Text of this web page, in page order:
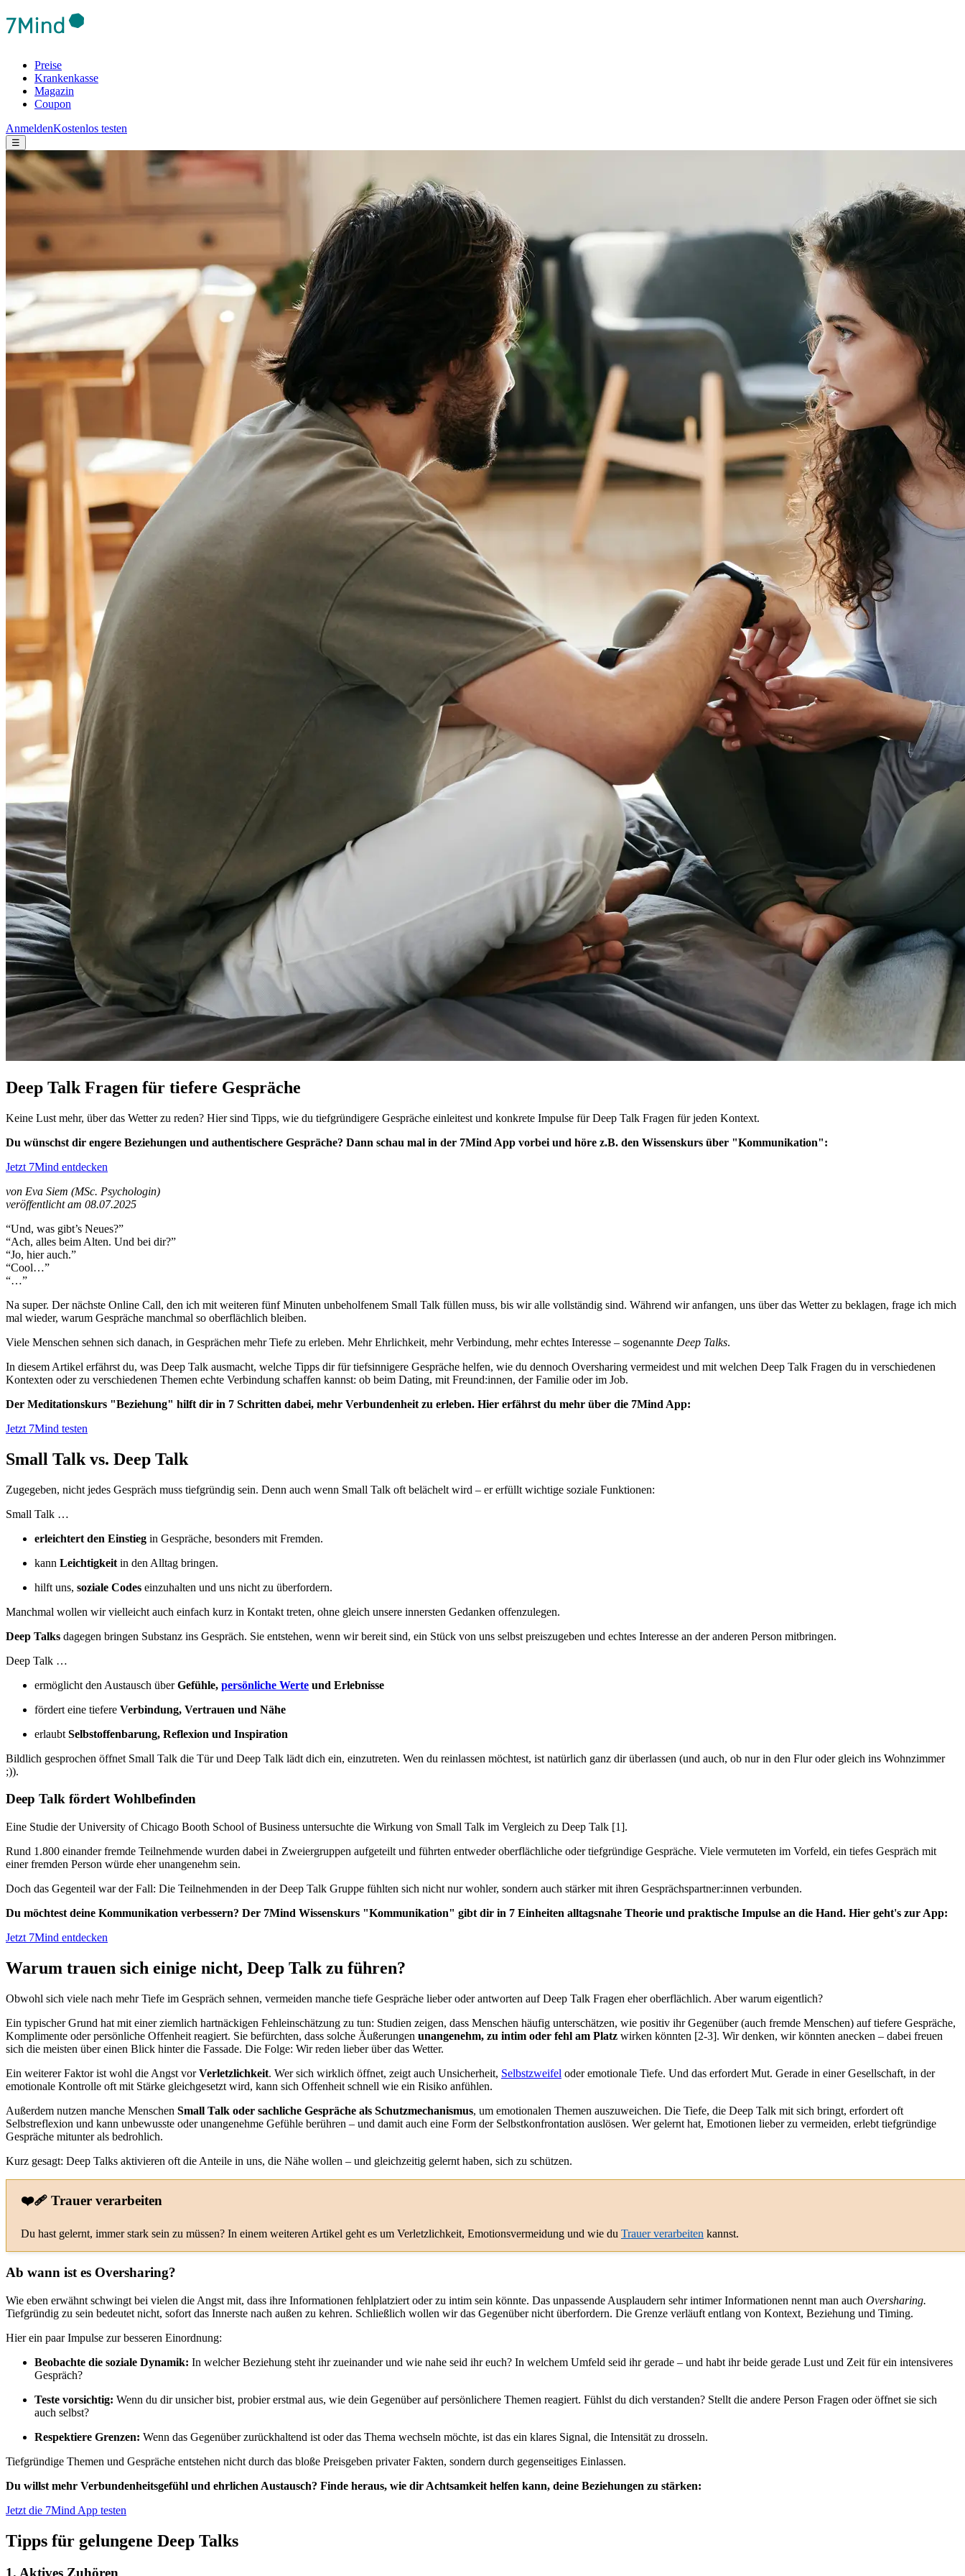
Preise
Krankenkasse
Magazin
Coupon
AnmeldenKostenlos testen
☰
Deep Talk Fragen für tiefere Gespräche
Keine Lust mehr, über das Wetter zu reden? Hier sind Tipps, wie du tiefgründigere Gespräche einleitest und konkrete Impulse für Deep Talk Fragen für jeden Kontext.
Du wünschst dir engere Beziehungen und authentischere Gespräche? Dann schau mal in der 7Mind App vorbei und höre z.B. den Wissenskurs über "Kommunikation":
Jetzt 7Mind entdecken
von Eva Siem (MSc. Psychologin)
veröffentlicht am 08.07.2025
“Und, was gibt’s Neues?”
“Ach, alles beim Alten. Und bei dir?”
“Jo, hier auch.”
“Cool…”
“…”
Na super. Der nächste Online Call, den ich mit weiteren fünf Minuten unbeholfenem Small Talk füllen muss, bis wir alle vollständig sind. Während wir anfangen, uns über das Wetter zu beklagen, frage ich mich
mal wieder, warum Gespräche manchmal so oberflächlich bleiben.
Viele Menschen sehnen sich danach, in Gesprächen mehr Tiefe zu erleben. Mehr Ehrlichkeit, mehr Verbindung, mehr echtes Interesse – sogenannte Deep Talks.
In diesem Artikel erfährst du, was Deep Talk ausmacht, welche Tipps dir für tiefsinnigere Gespräche helfen, wie du dennoch Oversharing vermeidest und mit welchen Deep Talk Fragen du in verschiedenen
Kontexten oder zu verschiedenen Themen echte Verbindung schaffen kannst: ob beim Dating, mit Freund:innen, der Familie oder im Job.
Der Meditationskurs "Beziehung" hilft dir in 7 Schritten dabei, mehr Verbundenheit zu erleben. Hier erfährst du mehr über die 7Mind App:
Jetzt 7Mind testen
Small Talk vs. Deep Talk
Zugegeben, nicht jedes Gespräch muss tiefgründig sein. Denn auch wenn Small Talk oft belächelt wird – er erfüllt wichtige soziale Funktionen:
Small Talk …
erleichtert den Einstieg in Gespräche, besonders mit Fremden.
kann Leichtigkeit in den Alltag bringen.
hilft uns, soziale Codes einzuhalten und uns nicht zu überfordern.
Manchmal wollen wir vielleicht auch einfach kurz in Kontakt treten, ohne gleich unsere innersten Gedanken offenzulegen.
Deep Talks dagegen bringen Substanz ins Gespräch. Sie entstehen, wenn wir bereit sind, ein Stück von uns selbst preiszugeben und echtes Interesse an der anderen Person mitbringen.
Deep Talk …
ermöglicht den Austausch überGefühle, persönliche Werte und Erlebnisse
fördert eine tiefere Verbindung, Vertrauen und Nähe
erlaubt Selbstoffenbarung, Reflexion und Inspiration
Bildlich gesprochen öffnet Small Talk die Tür und Deep Talk lädt dich ein, einzutreten. Wen du reinlassen möchtest, ist natürlich ganz dir überlassen (und auch, ob nur in den Flur oder gleich ins Wohnzimmer
;)).
Deep Talk fördert Wohlbefinden
Eine Studie der University of Chicago Booth School of Business untersuchte die Wirkung von Small Talk im Vergleich zu Deep Talk [1].
Rund 1.800 einander fremde Teilnehmende wurden dabei in Zweiergruppen aufgeteilt und führten entweder oberflächliche oder tiefgründige Gespräche. Viele vermuteten im Vorfeld, ein tiefes Gespräch mit
einer fremden Person würde eher unangenehm sein.
Doch das Gegenteil war der Fall: Die Teilnehmenden in der Deep Talk Gruppe fühlten sich nicht nur wohler, sondern auch stärker mit ihren Gesprächspartner:innen verbunden.
Du möchtest deine Kommunikation verbessern? Der 7Mind Wissenskurs "Kommunikation" gibt dir in 7 Einheiten alltagsnahe Theorie und praktische Impulse an die Hand. Hier geht's zur App:
Jetzt 7Mind entdecken
Warum trauen sich einige nicht, Deep Talk zu führen?
Obwohl sich viele nach mehr Tiefe im Gespräch sehnen, vermeiden manche tiefe Gespräche lieber oder antworten auf Deep Talk Fragen eher oberflächlich. Aber warum eigentlich?
Ein typischer Grund hat mit einer ziemlich hartnäckigen Fehleinschätzung zu tun: Studien zeigen, dass Menschen häufig unterschätzen, wie positiv ihr Gegenüber (auch fremde Menschen) auf tiefere Gespräche,
Komplimente oder persönliche Offenheit reagiert. Sie befürchten, dass solche Äußerungen unangenehm, zu intim oder fehl am Platz wirken könnten [2-3]. Wir denken, wir könnten anecken – dabei freuen
sich die meisten über einen Blick hinter die Fassade. Die Folge: Wir reden lieber über das Wetter.
Ein weiterer Faktor ist wohl die Angst vorVerletzlichkeit. Wer sich wirklich öffnet, zeigt auch Unsicherheit, Selbstzweifel oder emotionale Tiefe. Und das erfordert Mut. Gerade in einer Gesellschaft, in der
emotionale Kontrolle oft mit Stärke gleichgesetzt wird, kann sich Offenheit schnell wie ein Risiko anfühlen.
Außerdem nutzen manche Menschen Small Talk oder sachliche Gespräche als Schutzmechanismus, um emotionalen Themen auszuweichen. Die Tiefe, die Deep Talk mit sich bringt, erfordert oft
Selbstreflexion und kann unbewusste oder unangenehme Gefühle berühren – und damit auch eine Form der Selbstkonfrontation auslösen. Wer gelernt hat, Emotionen lieber zu vermeiden, erlebt tiefgründige
Gespräche mitunter als bedrohlich.
Kurz gesagt: Deep Talks aktivieren oft die Anteile in uns, die Nähe wollen – und gleichzeitig gelernt haben, sich zu schützen.
❤️‍🩹 Trauer verarbeiten
Du hast gelernt, immer stark sein zu müssen? In einem weiteren Artikel geht es um Verletzlichkeit, Emotionsvermeidung und wie du Trauer verarbeiten kannst.
Ab wann ist es Oversharing?
Wie eben erwähnt schwingt bei vielen die Angst mit, dass ihre Informationen fehlplatziert oder zu intim sein könnte. Das unpassende Ausplaudern sehr intimer Informationen nennt man auch Oversharing.
Tiefgründig zu sein bedeutet nicht, sofort das Innerste nach außen zu kehren. Schließlich wollen wir das Gegenüber nicht überfordern. Die Grenze verläuft entlang von Kontext, Beziehung und Timing.
Hier ein paar Impulse zur besseren Einordnung:
Beobachte die soziale Dynamik: In welcher Beziehung steht ihr zueinander und wie nahe seid ihr euch? In welchem Umfeld seid ihr gerade – und habt ihr beide gerade Lust und Zeit für ein intensiveres
Gespräch?
Teste vorsichtig: Wenn du dir unsicher bist, probier erstmal aus, wie dein Gegenüber auf persönlichere Themen reagiert. Fühlst du dich verstanden? Stellt die andere Person Fragen oder öffnet sie sich
auch selbst?
Respektiere Grenzen: Wenn das Gegenüber zurückhaltend ist oder das Thema wechseln möchte, ist das ein klares Signal, die Intensität zu drosseln.
Tiefgründige Themen und Gespräche entstehen nicht durch das bloße Preisgeben privater Fakten, sondern durch gegenseitiges Einlassen.
Du willst mehr Verbundenheitsgefühl und ehrlichen Austausch? Finde heraus, wie dir Achtsamkeit helfen kann, deine Beziehungen zu stärken:
Jetzt die 7Mind App testen
Tipps für gelungene Deep Talks
1. Aktives Zuhören